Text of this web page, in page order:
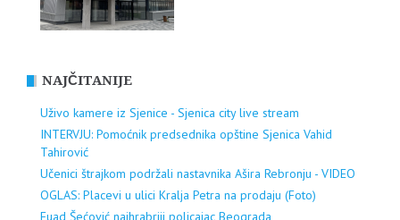
NAJČITANIJE
Uživo kamere iz Sjenice - Sjenica city live stream
INTERVJU: Pomoćnik predsednika opštine Sjenica Vahid
Tahirović
Učenici štrajkom podržali nastavnika Ašira Rebronju - VIDEO
OGLAS: Placevi u ulici Kralja Petra na prodaju (Foto)
Fuad Šećović najhrabriji policajac Beograda